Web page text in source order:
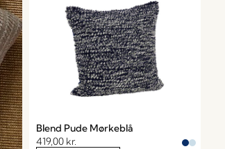
Blend Pude Mørkeblå
419,00 kr.